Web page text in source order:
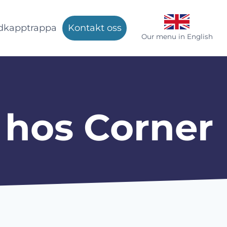
Kontakt oss
Our menu in English
Corner